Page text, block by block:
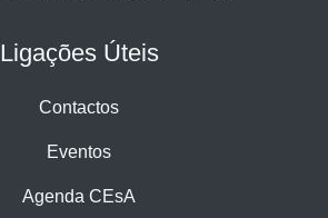
Ligações Úteis
Contactos
Eventos
Agenda CEsA